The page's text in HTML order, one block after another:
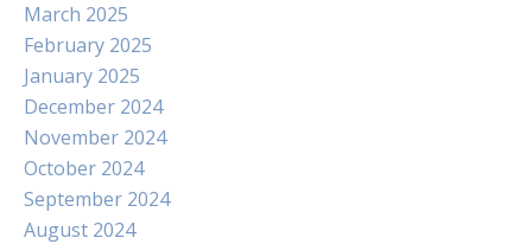
March 2025
February 2025
January 2025
December 2024
November 2024
October 2024
September 2024
August 2024